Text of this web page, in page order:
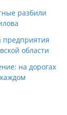
разбили
предприятия
области
на дорогах